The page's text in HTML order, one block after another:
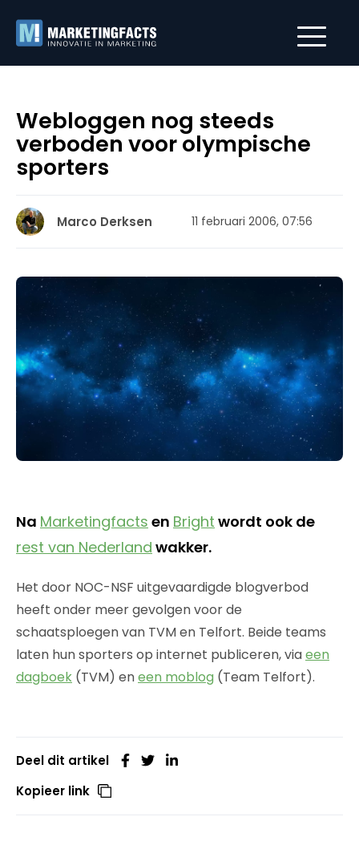
Webloggen nog steeds
verboden voor olympische
sporters
Marco Derksen 11 februari 2006, 07:56
Na Marketingfacts en Bright wordt ook de
rest van Nederland wakker.
Het door NOC-NSF uitgevaardigde blogverbod
heeft onder meer gevolgen voor de
schaatsploegen van TVM en Telfort. Beide teams
laten hun sporters op internet publiceren, viaeen
dagboek (TVM) eneen moblog (Team Telfort).
Deel dit artikel
Kopieer link